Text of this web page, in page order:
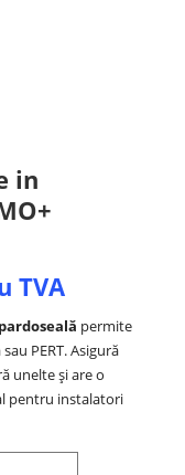
in
TVA
permite
PERT. Asigură
unelte și are o
pentru instalatori